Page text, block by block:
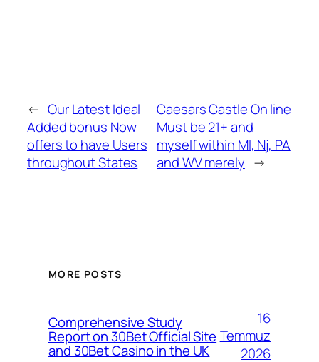
← Our Latest Ideal
Added bonus Now
offers to have Users
throughout States
Caesars Castle On line
Must be 21+ and
myself within MI, Nj, PA
and WV merely →
MORE POSTS
Comprehensive Study
Report on 30Bet Official Site
and 30Bet Casino in the UK
16
Temmuz
2026